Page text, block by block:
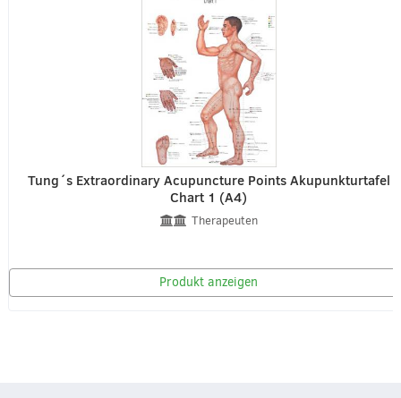
Tung´s Extraordinary Acupuncture Points Akupunkturtafel
Chart 1 (A4)
Therapeuten
Produkt anzeigen